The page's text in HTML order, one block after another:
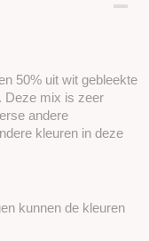
50% uit wit gebleekte
Deze mix is zeer
andere
kleuren in deze
kunnen de kleuren